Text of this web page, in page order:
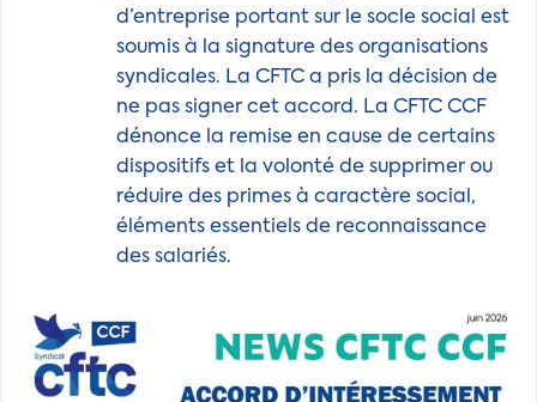
d’entreprise portant sur le socle social est
soumis à la signature des organisations
syndicales. La CFTC a pris la décision de
ne pas signer cet accord. La CFTC CCF
dénonce la remise en cause de certains
dispositifs et la volonté de supprimer ou
réduire des primes à caractère social,
éléments essentiels de reconnaissance
des salariés.